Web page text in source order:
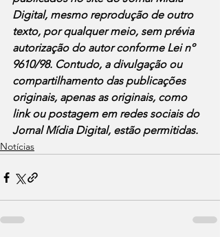
Digital, mesmo reprodução de outro
texto, por qualquer meio, sem prévia
autorização do autor conforme Lei nº
9610/98. Contudo, a divulgação ou
compartilhamento das publicações
originais, apenas as originais, como
link ou postagem em redes sociais do
Jornal Mídia Digital, estão permitidas.
Notícias